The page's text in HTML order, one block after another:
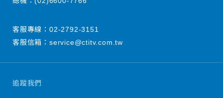
追蹤我們
客服專線： 02-2792-3151
客服信箱： service@ctitv.com.tw